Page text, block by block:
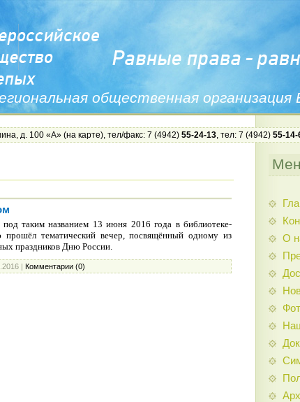
общественная
д. 100 «А» (на карте), тел/факс: 7 (4942) 55-24-13, тел: 7 (4942) 55-14-
таким названием 13 июня 2016 года в библиотеке-
прошёл тематический вечер, посвящённый одному из
праздников Дню России.
Комментарии (0)
О